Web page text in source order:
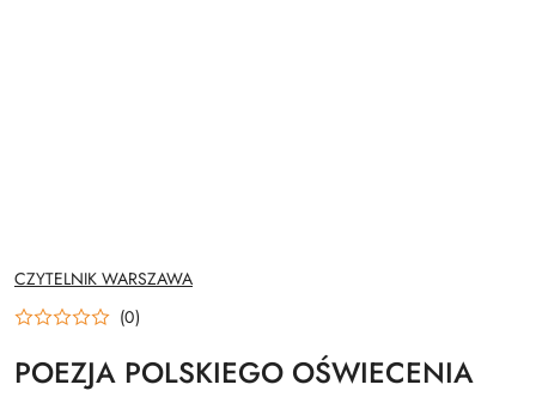
NAZWA
PRODUCENTA:
CZYTELNIK WARSZAWA
(0)
POEZJA POLSKIEGO OŚWIECENIA